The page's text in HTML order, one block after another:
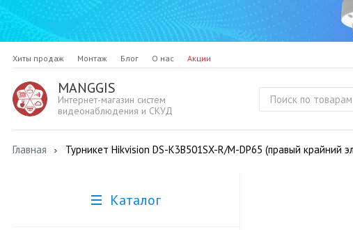
Хиты продаж Монтаж Блог О нас Акции
MANGGIS
Интернет-магазин систем
видеонаблюдения и СКУД
Главная Турникет Hikvision DS-K3B501SX-R/M-DP65 (правый крайний
Каталог